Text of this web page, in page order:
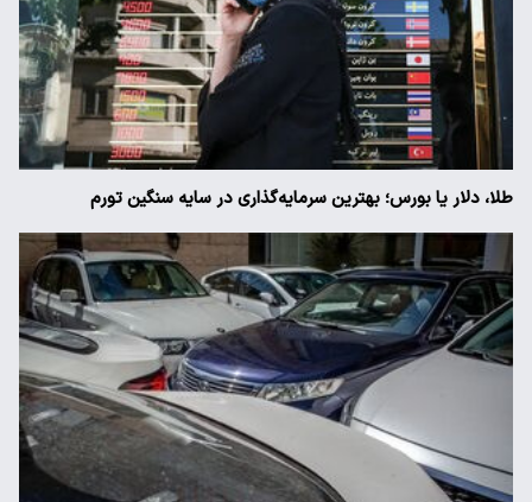
طلا، دلار یا بورس؛ بهترین سرمایه‌گذاری در سایه سنگین تورم